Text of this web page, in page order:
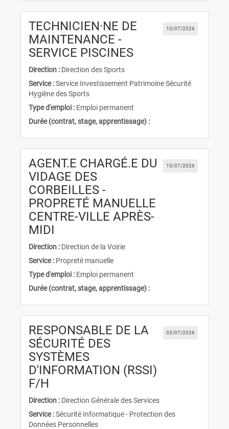
10/07/2026
TECHNICIEN·NE DE
MAINTENANCE -
SERVICE PISCINES(Nouvelle
Direction : Direction des Sports
Service :Service Investissement Patrimoine Sécurité
Hygiène des Sports
Type d'emploi : Emploi permanent
Durée (contrat, stage, apprentissage) :
10/07/2026
AGENT.E CHARGÉ.E DU
VIDAGE DES
CORBEILLES -
PROPRETÉ MANUELLE
CENTRE-VILLE APRÈS-
MIDI
Direction : Direction de la Voirie
Service : Propreté manuelle
Type d'emploi : Emploi permanent
Durée (contrat, stage, apprentissage) :
03/07/2026
RESPONSABLE DE LA
SÉCURITÉ DES
SYSTÈMES
D'INFORMATION (RSSI)
F/H
Direction : Direction Générale des Services
Service :Sécurité Informatique - Protection des
Données Personnelles